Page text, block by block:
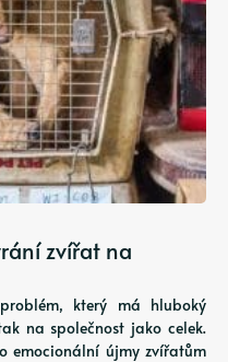
zvířat na
který má hluboký
na společnost jako celek.
emocionální újmy zvířatům